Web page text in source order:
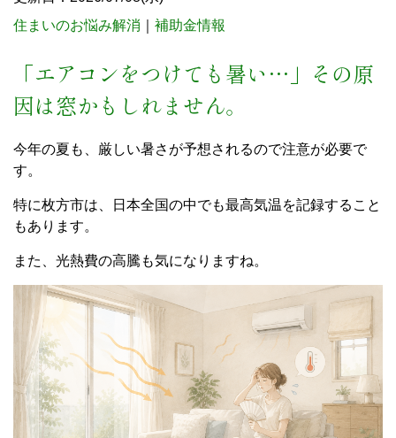
住まいのお悩み解消
補助金情報
「エアコンをつけても暑い…」その原
因は窓かもしれません。
今年の夏も、厳しい暑さが予想されるので注意が必要で
す。
特に枚方市は、日本全国の中でも最高気温を記録すること
もあります。
また、光熱費の高騰も気になりますね。